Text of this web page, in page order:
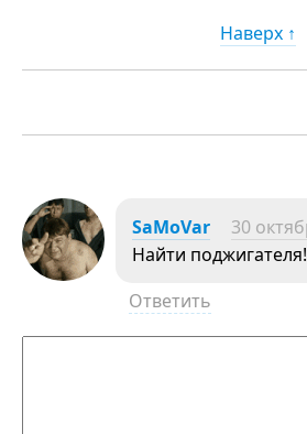
Наверх ↑
SaMoVar 30
Найти
Ответить